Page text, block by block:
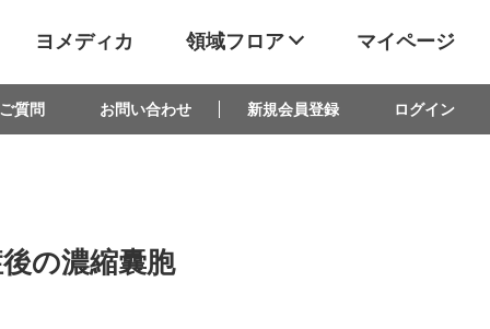
ヨメディカ 領域フロア マイページ
質問 お問い合わせ 新規会員登録 ログイン
の濃縮囊胞